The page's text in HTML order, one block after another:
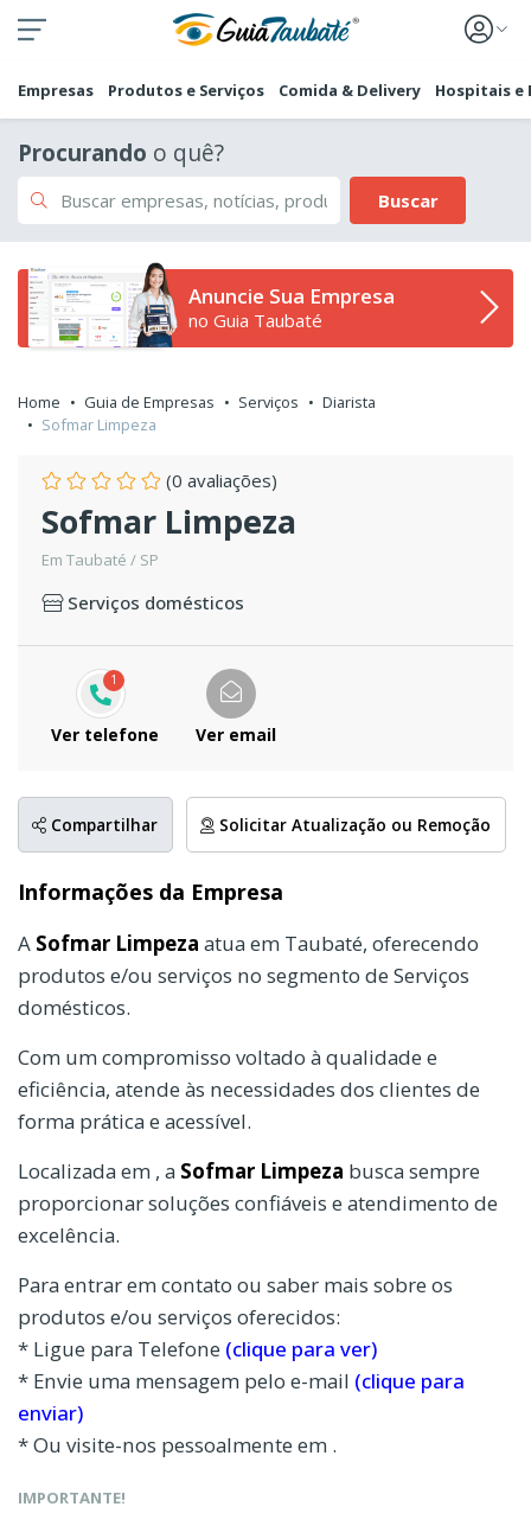
Empresas Produtos e Serviços Comida & Delivery Hospitais e
Procurando o quê?
Buscar
Anuncie Sua Empresa
no Guia Taubaté
Home Guia de Empresas Serviços
Diarista
Sofmar Limpeza
(0 avaliações)
Sofmar Limpeza
Em Taubaté / SP
Serviços domésticos
1
Ver telefone Ver email
Compartilhar Solicitar Atualização ou Remoção
Informações da Empresa
A Sofmar Limpeza atua em Taubaté, oferecendo
produtos e/ou serviços no segmento de Serviços
domésticos.
Com um compromisso voltado à qualidade e
eficiência, atende às necessidades dos clientes de
forma prática e acessível.
Localizada em , a Sofmar Limpeza busca sempre
proporcionar soluções confiáveis e atendimento de
excelência.
Para entrar em contato ou saber mais sobre os
produtos e/ou serviços oferecidos:
* Ligue para Telefone (clique para ver)
* Envie uma mensagem pelo e-mail (clique para
enviar)
* Ou visite-nos pessoalmente em .
IMPORTANTE!